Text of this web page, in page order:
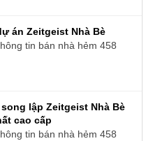
án Zeitgeist Nhà Bè
tin bán nhà hẻm 458
lập Zeitgeist Nhà Bè
cao cấp
tin bán nhà hẻm 458